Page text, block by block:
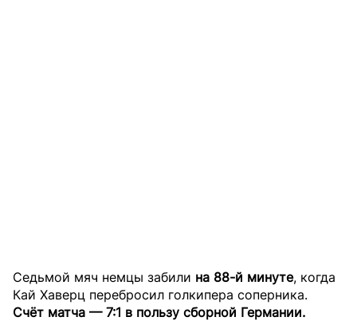
Седьмой мяч немцы забили на 88-й минуте, когда
Кай Хаверц перебросил голкипера соперника.
Счёт матча — 7:1 в пользу сборной Германии.